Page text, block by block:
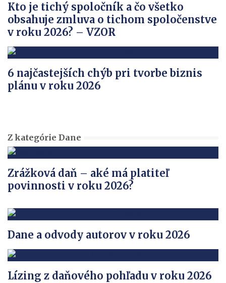
Kto je tichý spoločník a čo všetko
obsahuje zmluva o tichom spoločenstve
v roku 2026? – VZOR
6 najčastejších chýb pri tvorbe biznis
plánu v roku 2026
Z kategórie Dane
Zrážková daň – aké má platiteľ
povinnosti v roku 2026?
Dane a odvody autorov v roku 2026
Lízing z daňového pohľadu v roku 2026